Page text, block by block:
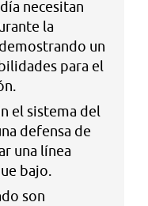
necesitan
la
un
para el
el sistema del
defensa de
una línea
bajo.
son